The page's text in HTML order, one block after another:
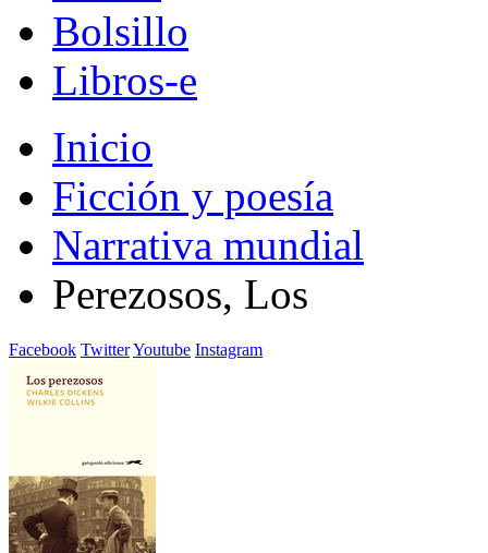
Bolsillo
Libros-e
Inicio
Ficción y poesía
Narrativa mundial
Perezosos, Los
Facebook TwitterYoutube Instagram